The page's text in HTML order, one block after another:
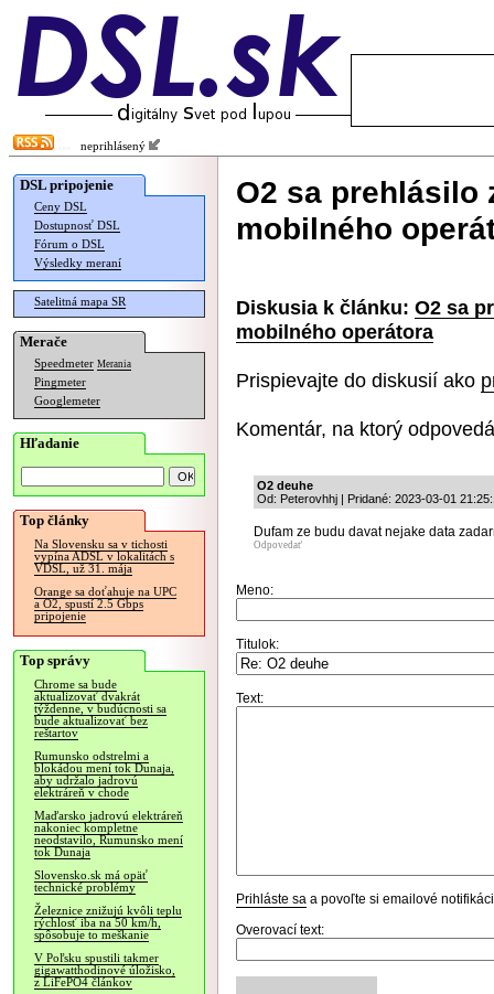
neprihlásený
DSL pripojenie
Ceny DSL
Dostupnosť DSL
Fórum o DSL
Výsledky meraní
Satelitná mapa SR
Merače
Speedmeter Merania
Pingmeter
Googlemeter
Hľadanie
Top články
Na Slovensku sa v tichosti
vypína ADSL v lokalitách s
VDSL, už 31. mája
Orange sa doťahuje na UPC
a O2, spustí 2.5 Gbps
pripojenie
Top správy
Chrome sa bude
aktualizovať dvakrát
týždenne, v budúcnosti sa
bude aktualizovať bez
reštartov
Rumunsko odstrelmi a
blokádou mení tok Dunaja,
aby udržalo jadrovú
elektráreň v chode
Maďarsko jadrovú elektráreň
nakoniec kompletne
neodstavilo, Rumunsko mení
tok Dunaja
Slovensko.sk má opäť
technické problémy
Železnice znižujú kvôli teplu
rýchlosť iba na 50 km/h,
spôsobuje to meškanie
V Poľsku spustili takmer
gigawatthodinové úložisko,
z LiFePO4 článkov
O2 sa prehlásilo
mobilného
Diskusia k článku: O2 sa
mobilného operátora
Prispievajte do diskusií ako
Komentár, na ktorý
O2 deuhe
Od: Peterovhhj | Pridané: 2023-03-01
Dufam ze budu davat nejake data
Odpovedať
Meno:
Titulok:
Text:
Prihláste sa a povoľte si emailové
Overovací text: